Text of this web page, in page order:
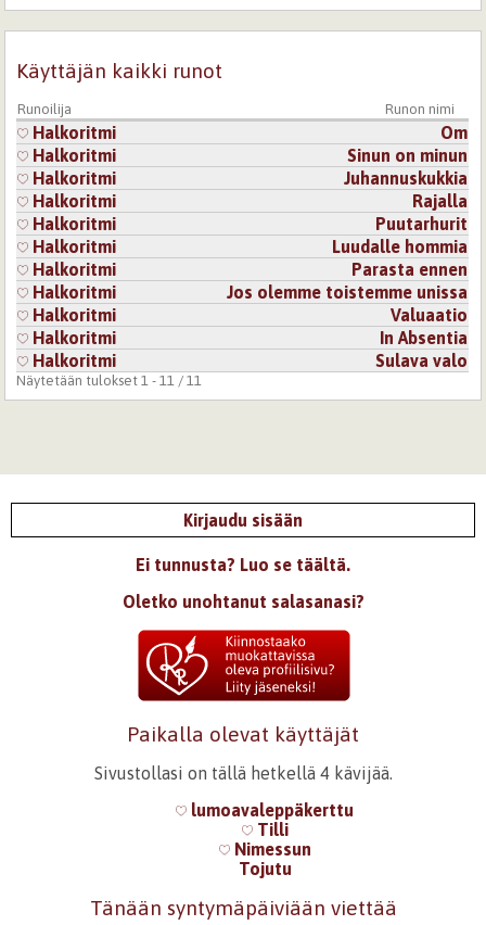
Käyttäjän kaikki runot
Runoilija Runon nimi
Halkoritmi
Om
Halkoritmi
Sinun on minun
Halkoritmi
Juhannuskukkia
Halkoritmi
Rajalla
Halkoritmi
Puutarhurit
Halkoritmi
Luudalle hommia
Halkoritmi
Parasta ennen
Halkoritmi
Jos olemme toistemme unissa
Halkoritmi
Valuaatio
Halkoritmi
In Absentia
Halkoritmi
Sulava valo
Näytetään tulokset 1 - 11 / 11
Kirjaudu sisään
Ei tunnusta? Luo se täältä.
Oletko unohtanut salasanasi?
Paikalla olevat käyttäjät
Sivustollasi on tällä hetkellä 4 kävijää.
lumoavaleppäkerttu
Tilli
Nimessun
Tojutu
Tänään syntymäpäiviään viettää